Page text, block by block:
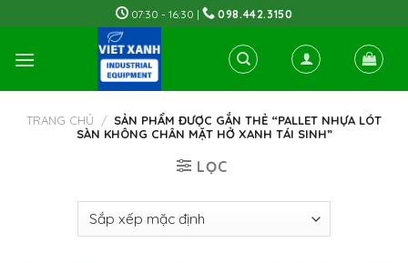
to
content
07:30 - 16:30 | 098.442.3150
TRANG CHỦ / SẢN PHẨM ĐƯỢC GẮN THẺ “PALLET NHỰA LÓT
SÀN KHÔNG CHÂN MẶT HỞ XANH TÁI SINH”
LỌC